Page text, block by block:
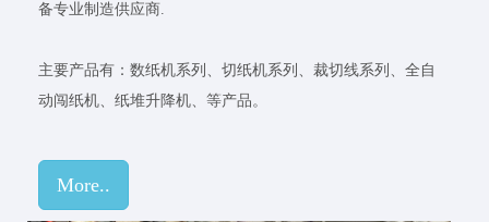
备专业制造供应商.
主要产品有：数纸机系列、切纸机系列、裁切线系列、全自
动闯纸机、纸堆升降机、等产品。
More..